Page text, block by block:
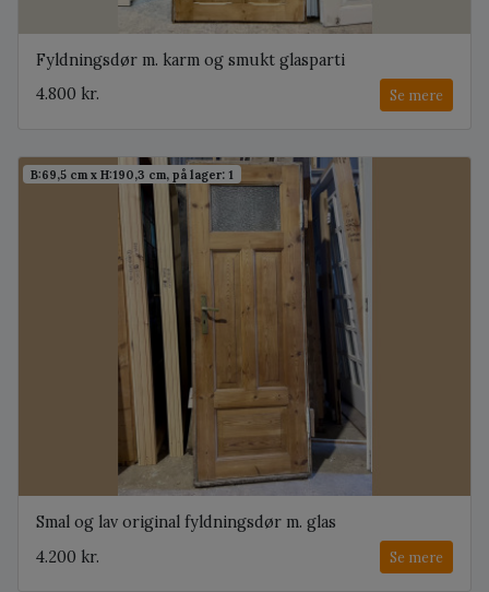
Fyldningsdør m. karm og smukt glasparti
4.800 kr.
Se mere
B:69,5 cm x H:190,3 cm, på lager: 1
Smal og lav original fyldningsdør m. glas
4.200 kr.
Se mere